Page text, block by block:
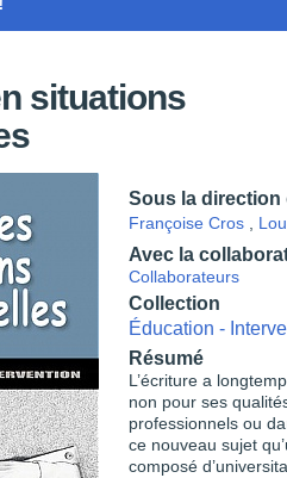
situations
Sous la direction
Françoise Cros
Avec la
Collaborateurs
Collection
Éducation -
Résumé
L’écriture a
non pour ses
professionnels ou
ce nouveau sujet
composé